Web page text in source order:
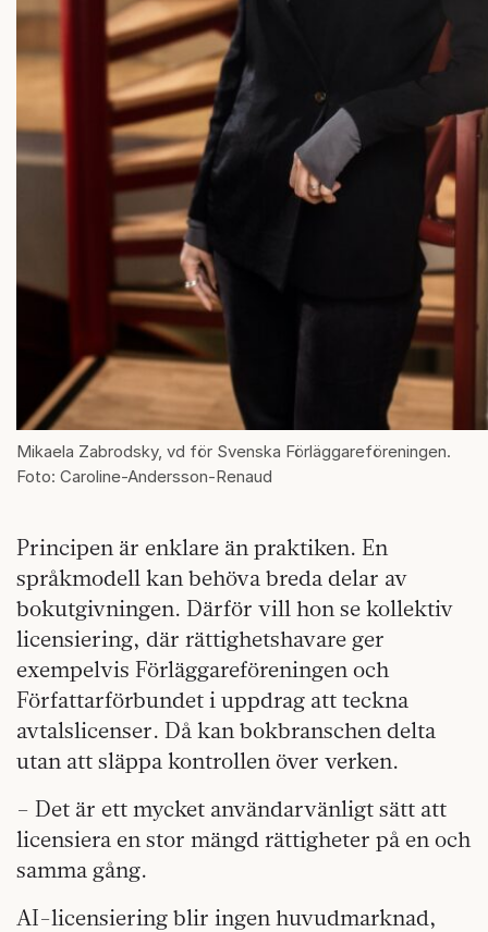
Mikaela Zabrodsky, vd för Svenska Förläggareföreningen.
Foto: Caroline-Andersson-Renaud
Principen är enklare än praktiken. En
språkmodell kan behöva breda delar av
bokutgivningen. Därför vill hon se kollektiv
licensiering, där rättighetshavare ger
exempelvis Förläggareföreningen och
Författarförbundet i uppdrag att teckna
avtalslicenser. Då kan bokbranschen delta
utan att släppa kontrollen över verken.
– Det är ett mycket användarvänligt sätt att
licensiera en stor mängd rättigheter på en och
samma gång.
AI-licensiering blir ingen huvudmarknad,